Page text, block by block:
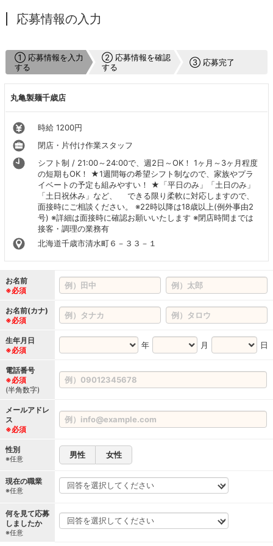
応募情報の入力
① 応募情報を入力
する
② 応募情報を確認
する
③ 応募完了
丸亀製麺千歳店
時給 1200円
閉店・片付け作業スタッフ
シフト制 / 21:00～24:00で、週2日～OK！ 1ヶ月～3ヶ月程度
の短期もOK！ ★1週間毎の希望シフト制なので、家族やプラ
イベートの予定も組みやすい！ ★「平日のみ」「土日のみ」
「土日祝休み」など、 できる限り柔軟に対応しますので、
面接時にご相談ください。 ※22時以降は18歳以上(例外事由2
号) ※詳細は面接時に確認お願いいたします ※閉店時間までは
接客・調理の業務有
北海道千歳市清水町６－３３－１
お名前
※必須
お名前(カナ)
※必須
生年月日
※必須
年 月 日
電話番号
※必須
(半角数字)
メールアドレ
ス
※必須
性別
※任意 男性 女性
現在の職業
※任意
何を見て応募
しましたか
※任意